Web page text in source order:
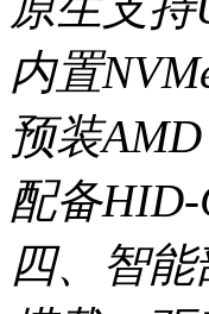
内置
预装
配备
四、智